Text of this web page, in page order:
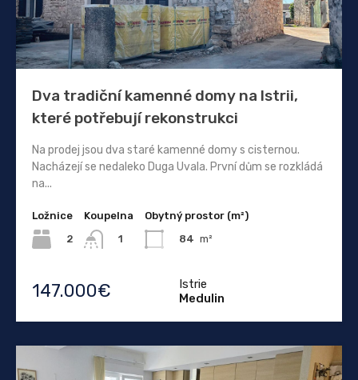
Dva tradiční kamenné domy na Istrii,
které potřebují rekonstrukci
Na prodej jsou dva staré kamenné domy s cisternou.
Nacházejí se nedaleko Duga Uvala. První dům se rozkládá
na...
Ložnice
2
Koupelna
1
Obytný prostor (m²)
84 m²
147.000€
Istrie
Medulin